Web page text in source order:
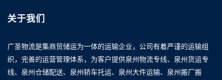
关于我们
广圣物流是集商贸储运为一体的运输企业，公司有着严谨的运输组
织，完善的运营管理体系，为客户提供泉州物流专线、泉州货运专
线、泉州仓储配送、泉州轿车托运、泉州大件运输、泉州搬厂搬